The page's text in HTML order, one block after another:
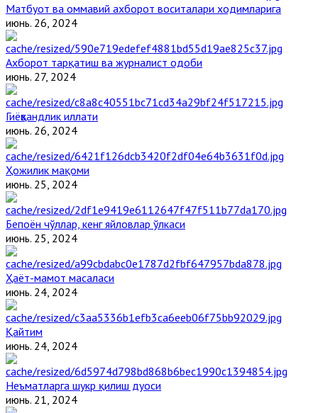
Матбуот ва оммавий ахборот воситалари ходимларига
июнь. 26, 2024
Ахборот тарқатиш ва журналист одоби
июнь. 27, 2024
Гиёҳвандлик иллати
июнь. 26, 2024
Ҳожилик мақоми
июнь. 25, 2024
Бепоён чўллар, кенг яйловлар ўлкаси
июнь. 25, 2024
Ҳаёт-мамот масаласи
июнь. 24, 2024
Қайтим
июнь. 24, 2024
Неъматларга шукр қилиш дуоси
июнь. 21, 2024